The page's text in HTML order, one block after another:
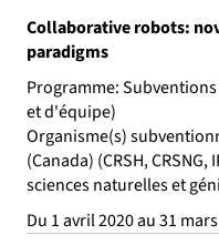
Collaborative robots:
paradigms
Programme:
et d'équipe)
Organisme(s)
(Canada) (CRSH,
sciences naturelles et
Du 1 avril 2020 au 31